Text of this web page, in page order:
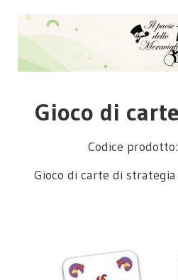
Gioco di
Codice
Gioco di carte di